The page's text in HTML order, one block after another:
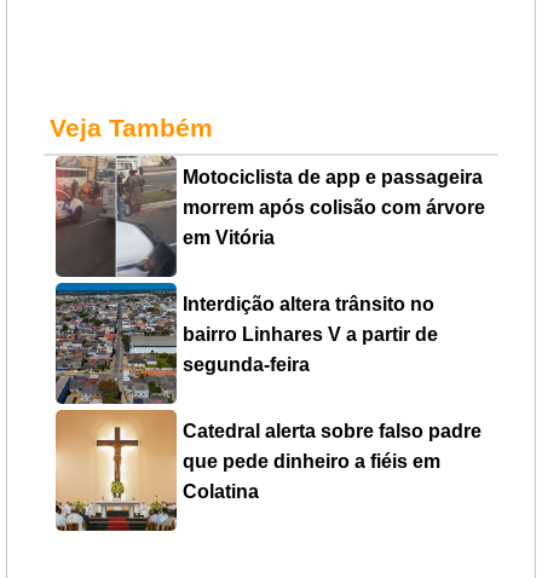
Veja Também
Motociclista de app e passageira
morrem após colisão com árvore
em Vitória
Interdição altera trânsito no
bairro Linhares V a partir de
segunda-feira
Catedral alerta sobre falso padre
que pede dinheiro a fiéis em
Colatina